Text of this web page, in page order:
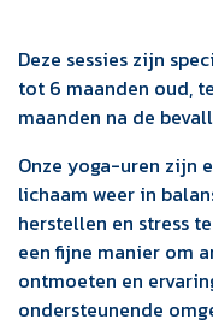
Deze sessies zijn
tot 6 maanden oud,
maanden na de
Onze yoga-uren zijn
lichaam weer in
herstellen en stress
een fijne manier om
ontmoeten en
ondersteunende